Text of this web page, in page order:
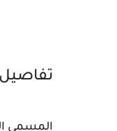
المسمى